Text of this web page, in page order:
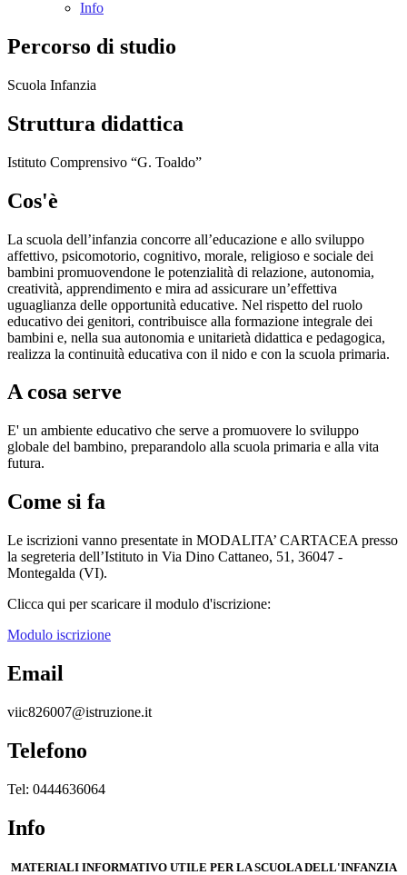
Info
Percorso di studio
Scuola Infanzia
Struttura didattica
Istituto Comprensivo “G. Toaldo”
Cos'è
La scuola dell’infanzia concorre all’educazione e allo sviluppo
affettivo, psicomotorio, cognitivo, morale, religioso e sociale dei
bambini promuovendone le potenzialità di relazione, autonomia,
creatività, apprendimento e mira ad assicurare un’effettiva
uguaglianza delle opportunità educative. Nel rispetto del ruolo
educativo dei genitori, contribuisce alla formazione integrale dei
bambini e, nella sua autonomia e unitarietà didattica e pedagogica,
realizza la continuità educativa con il nido e con la scuola primaria.
A cosa serve
E' un ambiente educativo che serve a promuovere lo sviluppo
globale del bambino, preparandolo alla scuola primaria e alla vita
futura.
Come si fa
Le iscrizioni vanno presentate in MODALITA’ CARTACEA presso
la segreteria dell’Istituto in Via Dino Cattaneo, 51, 36047 -
Montegalda (VI).
Clicca qui per scaricare il modulo d'iscrizione:
Modulo iscrizione
Email
viic826007@istruzione.it
Telefono
Tel: 0444636064
Info
MATERIALI INFORMATIVO UTILE PER LA SCUOLA DELL'INFANZIA